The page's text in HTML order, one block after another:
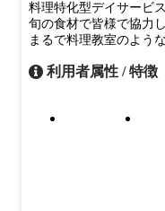
料理特化型デイサービス
旬の食材で皆様で協力
まるで料理教室のよう
利用者属性 / 特徴